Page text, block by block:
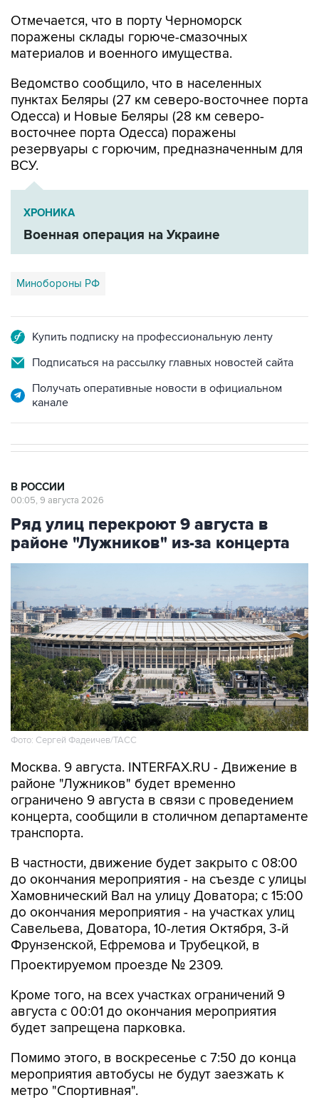
Отмечается, что в порту Черноморск
поражены склады горюче-смазочных
материалов и военного имущества.
Ведомство сообщило, что в населенных
пунктах Беляры (27 км северо-восточнее порта
Одесса) и Новые Беляры (28 км северо-
восточнее порта Одесса) поражены
резервуары с горючим, предназначенным для
ВСУ.
ХРОНИКА
Военная операция на Украине
Минобороны РФ
Купить подписку на профессиональную ленту
Подписаться на рассылку главных новостей сайта
Получать оперативные новости в официальном
канале
В РОССИИ
00:05, 9 августа 2026
Ряд улиц перекроют 9 августа в
районе "Лужников" из-за концерта
Фото: Сергей Фадеичев/ТАСС
Москва. 9 августа. INTERFAX.RU - Движение в
районе "Лужников" будет временно
ограничено 9 августа в связи с проведением
концерта, сообщили в столичном департаменте
транспорта.
В частности, движение будет закрыто с 08:00
до окончания мероприятия - на съезде с улицы
Хамовнический Вал на улицу Доватора; с 15:00
до окончания мероприятия - на участках улиц
Савельева, Доватора, 10-летия Октября, 3-й
Фрунзенской, Ефремова и Трубецкой, в
Проектируемом проезде № 2309.
Кроме того, на всех участках ограничений 9
августа с 00:01 до окончания мероприятия
будет запрещена парковка.
Помимо этого, в воскресенье с 7:50 до конца
мероприятия автобусы не будут заезжать к
метро "Спортивная".